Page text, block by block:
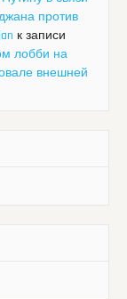
против
к записи
лобби на
внешней